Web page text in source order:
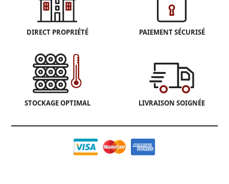
DIRECT PROPRIÉTÉ PAIEMENT SÉCURISÉ
STOCKAGE OPTIMAL LIVRAISON SOIGNÉE